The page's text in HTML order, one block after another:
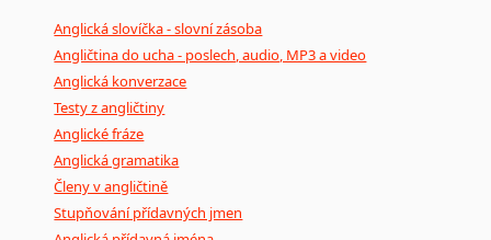
Anglická slovíčka - slovní zásoba
Angličtina do ucha - poslech, audio, MP3 a video
Anglická konverzace
Testy z angličtiny
Anglické fráze
Anglická gramatika
Členy v angličtině
Stupňování přídavných jmen